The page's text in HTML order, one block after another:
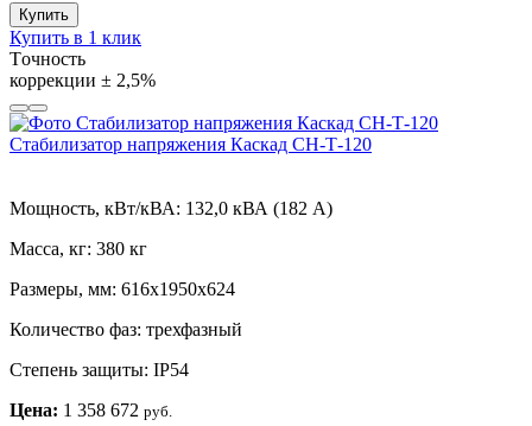
Купить
Купить в 1 клик
Tочность
коррекции ± 2,5%
Стабилизатор напряжения Каскад СН-Т-120
Мощность, кВт/кВА: 132,0 кВА (182 А)
Масса, кг: 380 кг
Размеры, мм: 616х1950х624
Количество фаз: трехфазный
Степень защиты: IP54
Цена: 1 358 672 руб.